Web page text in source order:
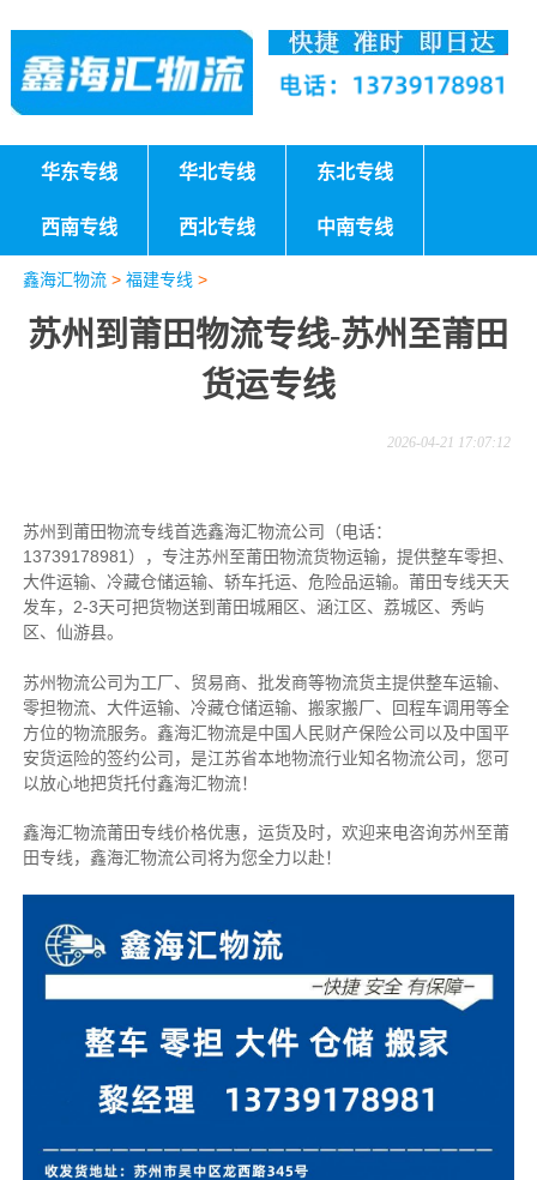
华东专线 华北专线 东北专线
西南专线 西北专线 中南专线
鑫海汇物流> 福建专线 >
苏州到莆田物流专线-苏州至莆田
货运专线
2026-04-21 17:07:12
苏州到莆田物流专线首选鑫海汇物流公司（电话：
13739178981），专注苏州至莆田物流货物运输，提供整车零担、
大件运输、冷藏仓储运输、轿车托运、危险品运输。莆田专线天天
发车，2-3天可把货物送到莆田城厢区、涵江区、荔城区、秀屿
区、仙游县。
苏州物流公司为工厂、贸易商、批发商等物流货主提供整车运输、
零担物流、大件运输、冷藏仓储运输、搬家搬厂、回程车调用等全
方位的物流服务。鑫海汇物流是中国人民财产保险公司以及中国平
安货运险的签约公司，是江苏省本地物流行业知名物流公司，您可
以放心地把货托付鑫海汇物流！
鑫海汇物流莆田专线价格优惠，运货及时，欢迎来电咨询苏州至莆
田专线，鑫海汇物流公司将为您全力以赴！